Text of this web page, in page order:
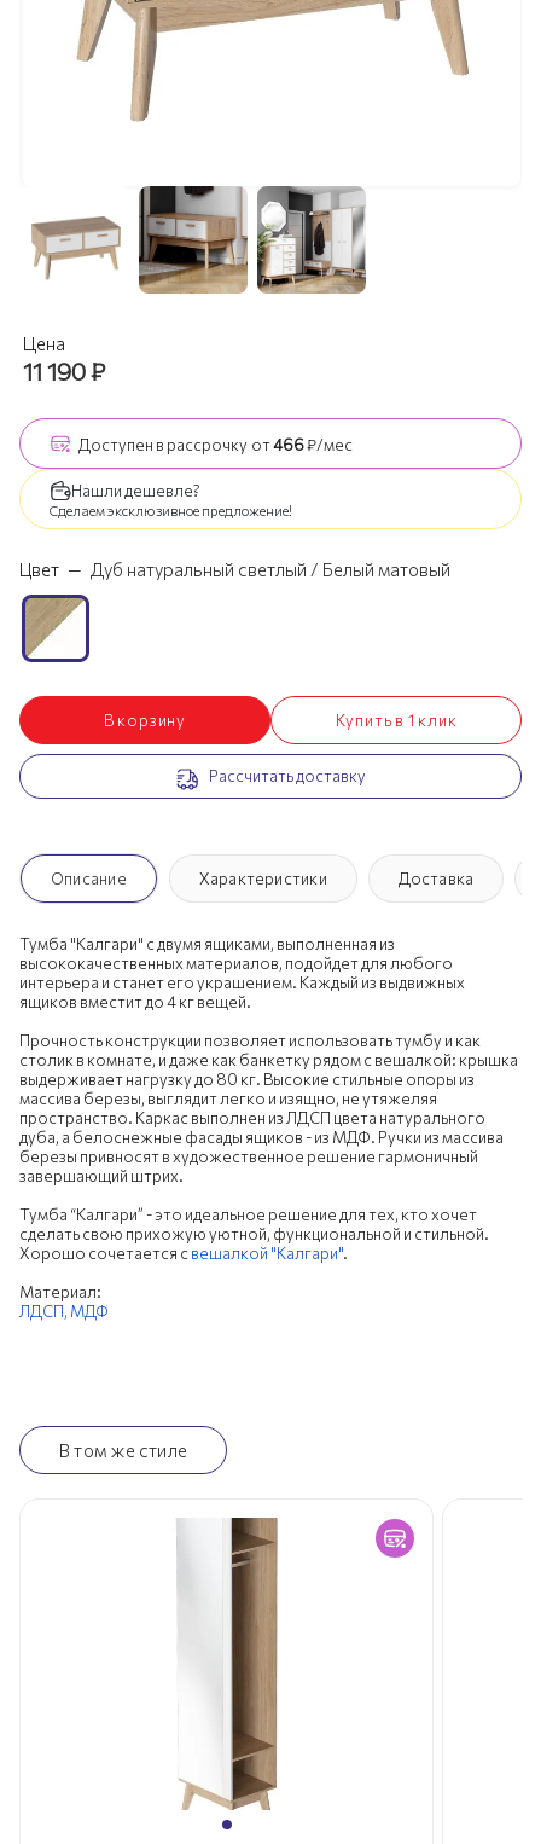
Цена
11 190₽
Доступен в рассрочку от466₽/мес
Нашли дешевле?
Сделаем эксклюзивное предложение!
Цвет — Дуб натуральный светлый / Белый матовый
В корзину Купить в 1 клик
Рассчитать доставку
Описание Характеристики Доставка
Тумба "Калгари" с двумя ящиками, выполненная из
высококачественных материалов, подойдет для любого
интерьера и станет его украшением. Каждый из выдвижных
ящиков вместит до 4 кг вещей.
Прочность конструкции позволяет использовать тумбу и как
столик в комнате, и даже как банкетку рядом с вешалкой: крышка
выдерживает нагрузку до 80 кг. Высокие стильные опоры из
массива березы, выглядит легко и изящно, не утяжеляя
пространство. Каркас выполнен из ЛДСП цвета натурального
дуба, а белоснежные фасады ящиков - из МДФ. Ручки из массива
березы привносят в художественное решение гармоничный
завершающий штрих.
Тумба “Калгари” - это идеальное решение для тех, кто хочет
сделать свою прихожую уютной, функциональной и стильной.
Хорошо сочетается с вешалкой "Калгари".
Материал:
ЛДСП, МДФ
В том же стиле